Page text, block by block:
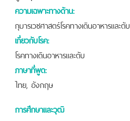
ความเฉพาะทางด้าน:
กุมารเวชศาสตร์โรคทางเดินอาหารและตับ
เกี่ยวกับโรค:
โรคทางเดินอาหารและตับ
ภาษาที่พูด:
ไทย, อังกฤษ
การศึกษาและวุฒิ